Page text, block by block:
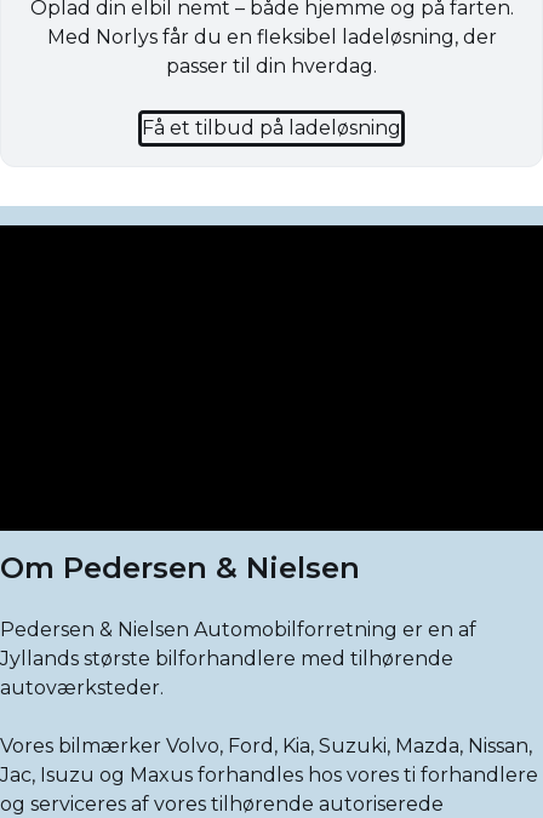
Oplad din elbil nemt – både hjemme og på farten.
Med Norlys får du en fleksibel ladeløsning, der
passer til din hverdag.
Få et tilbud på ladeløsning
Om Pedersen & Nielsen
Pedersen & Nielsen Automobilforretning er en af
Jyllands største bilforhandlere med tilhørende
autoværksteder.
Vores bilmærker Volvo, Ford, Kia, Suzuki, Mazda, Nissan,
Jac, Isuzu og Maxus forhandles hos vores ti forhandlere
og serviceres af vores tilhørende autoriserede